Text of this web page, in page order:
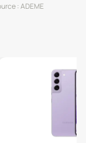
: ADEME